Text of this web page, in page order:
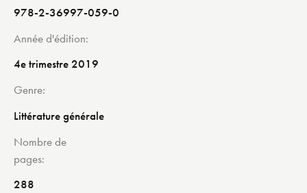
978-2-36997-059-0
Année d'édition
4e trimestre 2019
Genre
Littérature générale
Nombre de
pages
288